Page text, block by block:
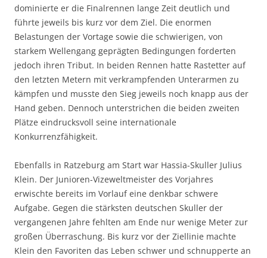
dominierte er die Finalrennen lange Zeit deutlich und
führte jeweils bis kurz vor dem Ziel. Die enormen
Belastungen der Vortage sowie die schwierigen, von
starkem Wellengang geprägten Bedingungen forderten
jedoch ihren Tribut. In beiden Rennen hatte Rastetter auf
den letzten Metern mit verkrampfenden Unterarmen zu
kämpfen und musste den Sieg jeweils noch knapp aus der
Hand geben. Dennoch unterstrichen die beiden zweiten
Plätze eindrucksvoll seine internationale
Konkurrenzfähigkeit.
Ebenfalls in Ratzeburg am Start war Hassia-Skuller Julius
Klein. Der Junioren-Vizeweltmeister des Vorjahres
erwischte bereits im Vorlauf eine denkbar schwere
Aufgabe. Gegen die stärksten deutschen Skuller der
vergangenen Jahre fehlten am Ende nur wenige Meter zur
großen Überraschung. Bis kurz vor der Ziellinie machte
Klein den Favoriten das Leben schwer und schnupperte an